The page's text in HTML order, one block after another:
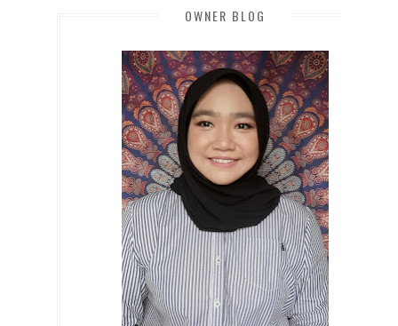
OWNER BLOG